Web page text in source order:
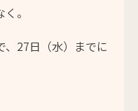
。
、27日（水）までに